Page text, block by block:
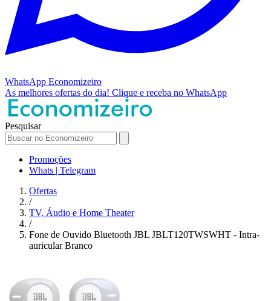
WhatsApp Economizeiro
As melhores ofertas do dia! Clique e receba no WhatsApp
Pesquisar
Promoções
Whats | Telegram
Ofertas
/
TV, Áudio e Home Theater
/
Fone de Ouvido Bluetooth JBL JBLT120TWSWHT - Intra-
auricular Branco